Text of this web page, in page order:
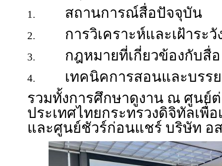
1. สถานการณ์สื่อปัจจุบัน
2. การวิเคราะห์และเฝ้าระวั
3. กฎหมายที่เกี่ยวข้องกับสื่อ
4. เทคนิคการสอนและบรร
รวมทั้งการศึกษาดูงาน ณ ศูนย์
ประเทศไทยกระทรวงดิจิทัลเพื่
และศูนย์ชัวร์ก่อนแชร์ บริษัท อ